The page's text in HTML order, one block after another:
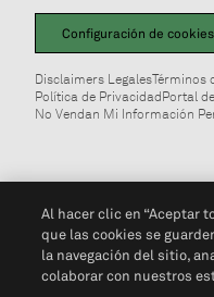
Configuración de cookies
Disclaimers LegalesTérminos
Política de PrivacidadPortal
No Vendan Mi Información
Al hacer clic en “Aceptar
que las cookies se
la navegación del sitio,
colaborar con nuestros